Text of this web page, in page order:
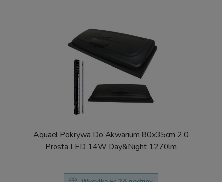
Aquael Pokrywa Do Akwarium 80x35cm 2.0
Prosta LED 14W Day&Night 1270lm